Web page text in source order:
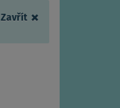
Zavřít ×